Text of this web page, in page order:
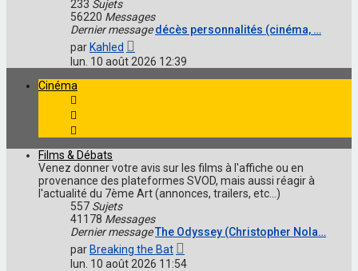
233 Sujets
56220 Messages
Dernier message décès personnalités (cinéma, …
par Kahled
le
dernier
message
lun. 10 août 2026 12:39
Cinéma
Films & Débats
Venez donner votre avis sur les films à l'affiche ou en
provenance des plateformes SVOD, mais aussi réagir à
l'actualité du 7ème Art (annonces, trailers, etc...)
557 Sujets
41178 Messages
Dernier messageThe Odyssey (Christopher Nola…
par Breaking the Bat
le
lun. 10 août 2026 11:54